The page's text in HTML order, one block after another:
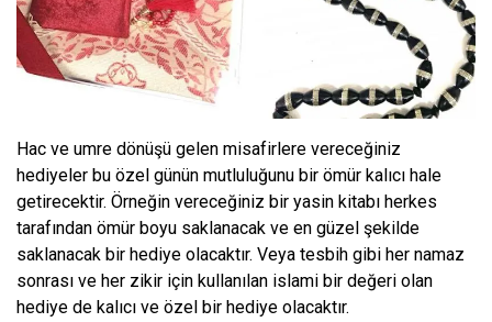
Hac ve umre dönüşü gelen misafirlere vereceğiniz
hediyeler bu özel günün mutluluğunu bir ömür kalıcı hale
getirecektir. Örneğin vereceğiniz bir yasin kitabı herkes
tarafından ömür boyu saklanacak ve en güzel şekilde
saklanacak bir hediye olacaktır. Veya tesbih gibi her namaz
sonrası ve her zikir için kullanılan islami bir değeri olan
hediye de kalıcı ve özel bir hediye olacaktır.